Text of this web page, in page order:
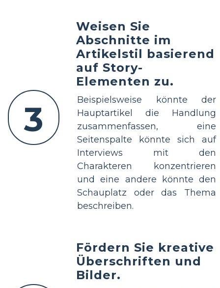
3
Weisen Sie
Abschnitte im
Artikelstil basierend
auf Story-
Elementen zu.
Beispielsweise könnte der
Hauptartikel die Handlung
zusammenfassen, eine
Seitenspalte könnte sich auf
Interviews mit den
Charakteren konzentrieren
und eine andere könnte den
Schauplatz oder das Thema
beschreiben.
Fördern Sie kreative
Überschriften und
Bilder.